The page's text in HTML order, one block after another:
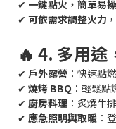
✔ 一鍵點火，簡單易
✔ 可依需求調整火力
🔥 4. 多用
✔ 戶外露營 ：快速點
✔ 燒烤 BBQ ：輕鬆
✔ 廚房料理 ：炙燒牛
✔ 應急照明與取暖 ：